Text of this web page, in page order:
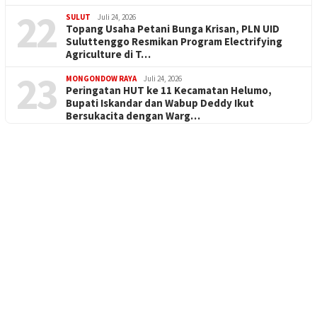
22 SULUT Juli 24, 2026
Topang Usaha Petani Bunga Krisan, PLN UID
Suluttenggo Resmikan Program Electrifying
Agriculture di T…
23 MONGONDOW RAYA Juli 24, 2026
Peringatan HUT ke 11 Kecamatan Helumo,
Bupati Iskandar dan Wabup Deddy Ikut
Bersukacita dengan Warg…